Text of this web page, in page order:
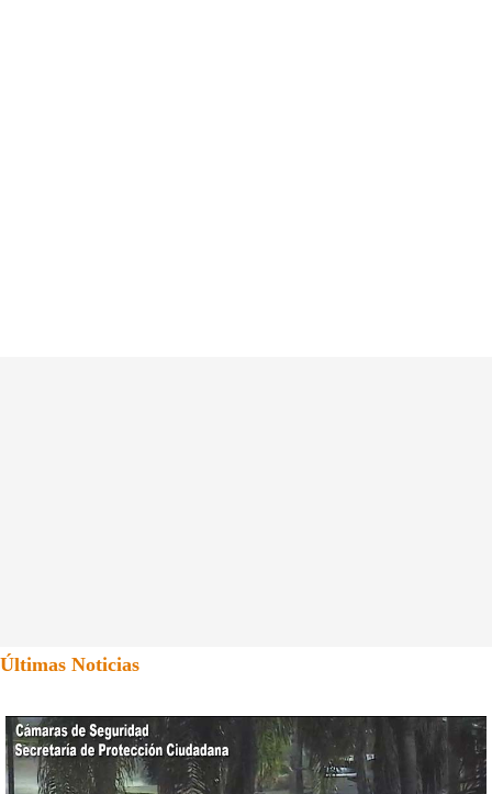
Últimas Noticias